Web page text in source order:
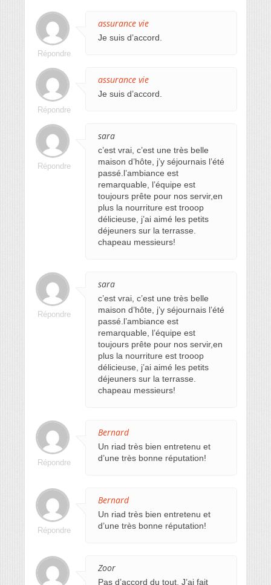
assurance vie
Je suis d’accord.
Répondre
assurance vie
Je suis d’accord.
Répondre
sara
c’est vrai, c’est une très belle
maison d’hôte, j’y séjournais l’été
passé.l’ambiance est
remarquable, l’équipe est
toujours prête pour nos servir,en
plus la nourriture est trooop
délicieuse, j’ai aimé les petits
déjeuners sur la terrasse.
chapeau messieurs!
Répondre
sara
c’est vrai, c’est une très belle
maison d’hôte, j’y séjournais l’été
passé.l’ambiance est
remarquable, l’équipe est
toujours prête pour nos servir,en
plus la nourriture est trooop
délicieuse, j’ai aimé les petits
déjeuners sur la terrasse.
chapeau messieurs!
Répondre
Bernard
Un riad très bien entretenu et
d’une très bonne réputation!
Répondre
Bernard
Un riad très bien entretenu et
d’une très bonne réputation!
Répondre
Zoor
Pas d’accord du tout. J’ai fait